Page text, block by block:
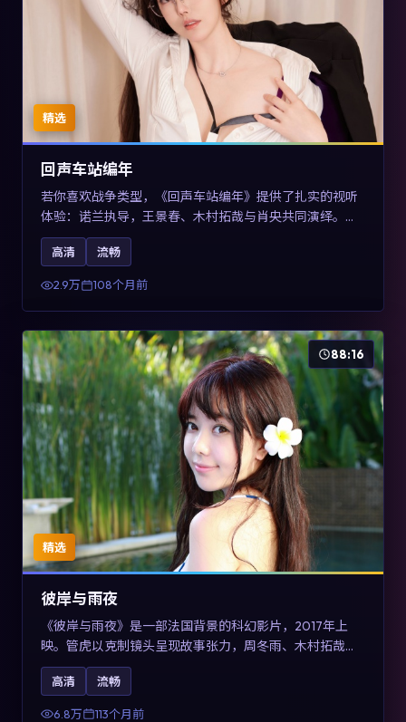
精选
回声车站编年
若你喜欢战争类型，《回声车站编年》提供了扎实的视听
体验：诺兰执导，王景春、木村拓哉与肖央共同演绎。影
片2017年于澳大利亚上映，内容用喜剧外壳包裹对现实规
则的温和反讽，关键词包含高清流畅、人物关系与情节反
转，适合检索「2017战争」「澳大利亚电影」的用户。
高清 流畅
2.9万 108个月前
精选
88:16
彼岸与雨夜
《彼岸与雨夜》是一部法国背景的科幻影片，2017年上
映。管虎以克制镜头呈现故事张力，周冬雨、木村拓哉与
张震的对手戏可圈可点。剧情层面在真实历史背景下虚构
一段跨国追寻之旅，对关注导演风格与演员阵容的观众具
有检索与收藏价值。
高清 流畅
6.8万 113个月前